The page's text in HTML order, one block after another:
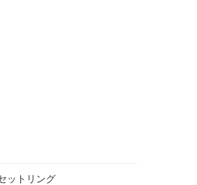
ットリング